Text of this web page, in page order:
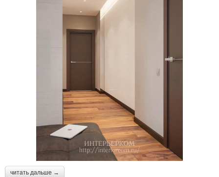
читать дальше →